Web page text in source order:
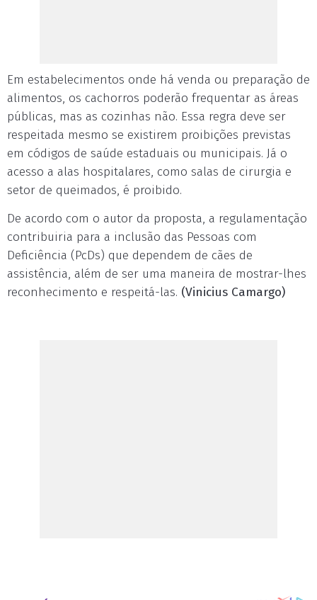
Em estabelecimentos onde há venda ou preparação de
alimentos, os cachorros poderão frequentar as áreas
públicas, mas as cozinhas não. Essa regra deve ser
respeitada mesmo se existirem proibições previstas
em códigos de saúde estaduais ou municipais. Já o
acesso a alas hospitalares, como salas de cirurgia e
setor de queimados, é proibido.
De acordo com o autor da proposta, a regulamentação
contribuiria para a inclusão das Pessoas com
Deficiência (PcDs) que dependem de cães de
assistência, além de ser uma maneira de mostrar-lhes
reconhecimento e respeitá-las. (Vinicius Camargo)